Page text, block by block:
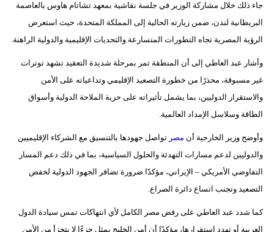
وتكنولوجيا
بيئة
مدوَّنات
فيديو
سيارات
جاء ذلك خلال مشاركة الوزير في جلسة نقاشية بمعهد تشاتام هاوس بالعاصمة
البريطانية لندن، ضمن زيارته الحالية إلى المملكة المتحدة، حيث استعرض
الرؤية المصرية تجاه التطورات المتسارعة والتحديات الإقليمية والدولية الراهنة.
وأشار عبد العاطي إلى أن المنطقة تمر بمرحلة شديدة التعقيد تشهد توترات
غير مسبوقة، محذرًا من خطورة التصعيد الإقليمي وتداعياته على الأمن
والاستقرار الدوليين، بما يشمل تأثيراته على حرية الملاحة الدولية وأسواق
الطاقة وسلاسل الإمداد العالمية.
وأوضح وزير الخارجية أن مصرتواصل جهودها بالتنسيق مع الشركاء الإقليميين
والدوليين لدعم مسارات التهدئة والحلول السياسية، بما في ذلك دعم المسار
التفاوضي الأمريكي – الإيراني، مؤكدًا ضرورة تضافر الجهود الدولية لخفض
التصعيد وتجنب اتساع دائرة الصراع.
كما شدد عبد العاطي على رفض مصر الكامل لأي انتهاكات تمس سيادة الدول
العربية أو تهدد استقرارها، مؤكدًا أن أمن الخليج يمثل جزءًا لا يتجزأ من الأمن